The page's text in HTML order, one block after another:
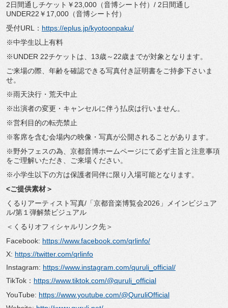
2日間通しチケット￥23,000（音博シート付）/ 2日間通し
UNDER22￥17,000（音博シート付）
受付URL： https://eplus.jp/kyotoonpaku/
※中学生以上有料
※UNDER 22チケットは、13歳～22歳までが対象となります。
ご来場の際、 年齢を確認できる写真付き証明書をご持参下さいま
せ。
※雨天決行・荒天中止
※出演者の変更・キャンセルに伴う払戻は行いません。
※営利目的の転売禁止
※客席を含む会場内の映像・写真が公開されることがあります。
※野外フェスの為、 京都音博ホームページにて必ず主旨と注意事項
をご理解いただき、
ご来場ください。
※小学生以下の方は保護者同伴に限り入場可能となります。
<ご提供素材＞
くるりアーティスト写真/「京都音楽博覧会2026」
メインビジュア
ル/第１弾解禁ビジュアル
＜くるりオフィシャルリンク先＞
Facebook: https://www.facebook.com/qrlinfo/
X: https://twitter.com/qrlinfo
Instagram: https://www.instagram.com/quruli_official/
TikTok： https://www.tiktok.com/@quruli_official
YouTube: https://www.youtube.com/@QuruliOfficial